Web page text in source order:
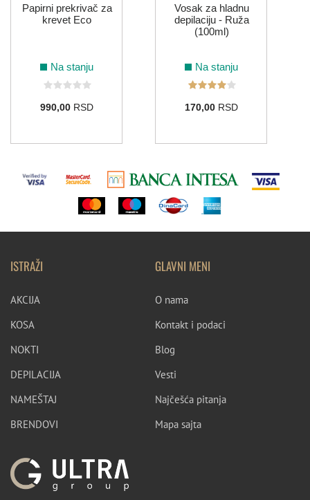
Vosak za hladnu
depilaciju - Ruža
Na stanju
170,00 RSD
1.607,00 RSD
ISTRAŽI
AKCIJA
KOSA
NOKTI
DEPILACIJA
NAMEŠTAJ
BRENDOVI
GLAVNI MENI
O nama
Kontakt i podaci
Blog
Vesti
Najčešća pitanja
Mapa sajta